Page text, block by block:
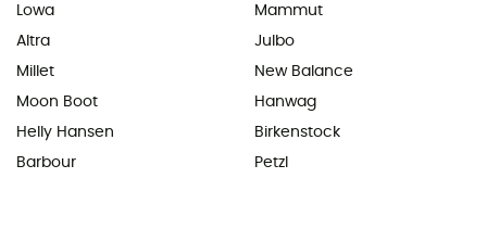
Lowa
Altra
Millet
Moon Boot
Helly Hansen
Barbour
Mammut
Julbo
New Balance
Hanwag
Birkenstock
Petzl